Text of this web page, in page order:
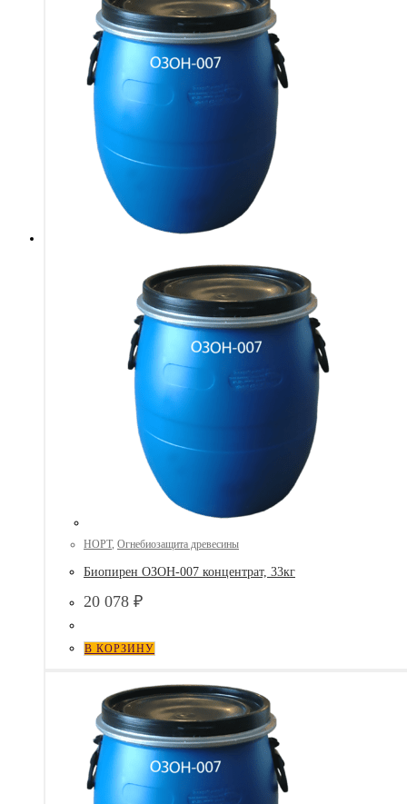
НОРТ, Огнебиозащита древесины
Биопирен ОЗОН-007 концентрат, 33кг
20 078 ₽
В КОРЗИНУ